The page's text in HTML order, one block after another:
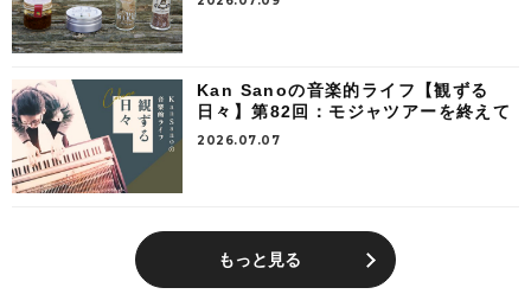
Kan Sanoの音楽的ライフ【観ずる
日々】第82回：モジャツアーを終えて
2026.07.07
もっと見る